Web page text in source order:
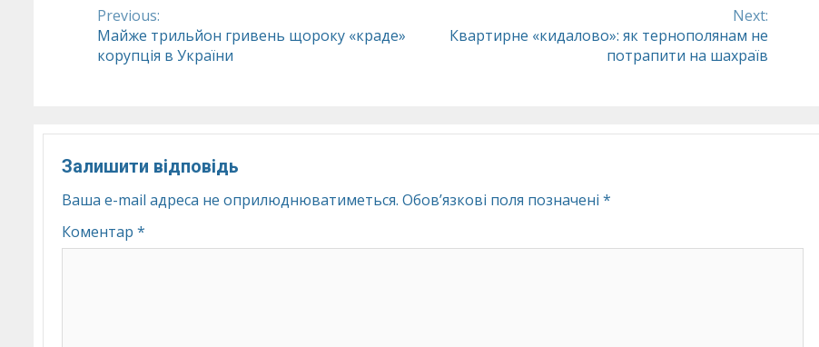
Continue
Reading
Previous:
Майже трильйон гривень щороку «краде»
корупція в України
Next:
Квартирне «кидалово»: як тернополянам не
потрапити на шахраїв
Залишити відповідь
Ваша e-mail адреса не оприлюднюватиметься. Обов’язкові поля позначені *
Коментар *